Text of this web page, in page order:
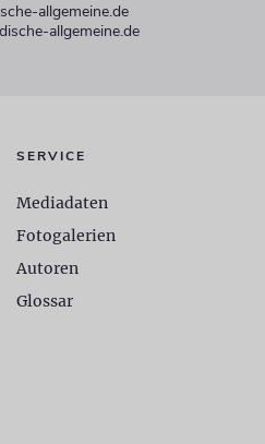
allgemeine.de
allgemeine.de
SERVICE
Mediadaten
Fotogalerien
Autoren
Glossar